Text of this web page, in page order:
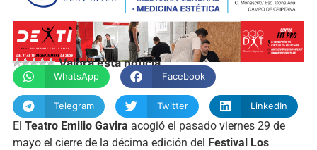
Valora esta noticia
WhatsApp Facebook
Telegram Twitter LinkedIn
El Teatro Emilio Gavira acogió el pasado viernes 29 de
mayo el cierre de la décima edición del Festival Los